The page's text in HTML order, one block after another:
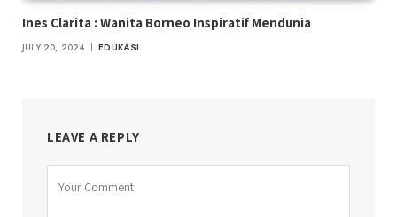
Ines Clarita : Wanita Borneo Inspiratif Mendunia
JULY 20, 2024 EDUKASI
LEAVE A REPLY